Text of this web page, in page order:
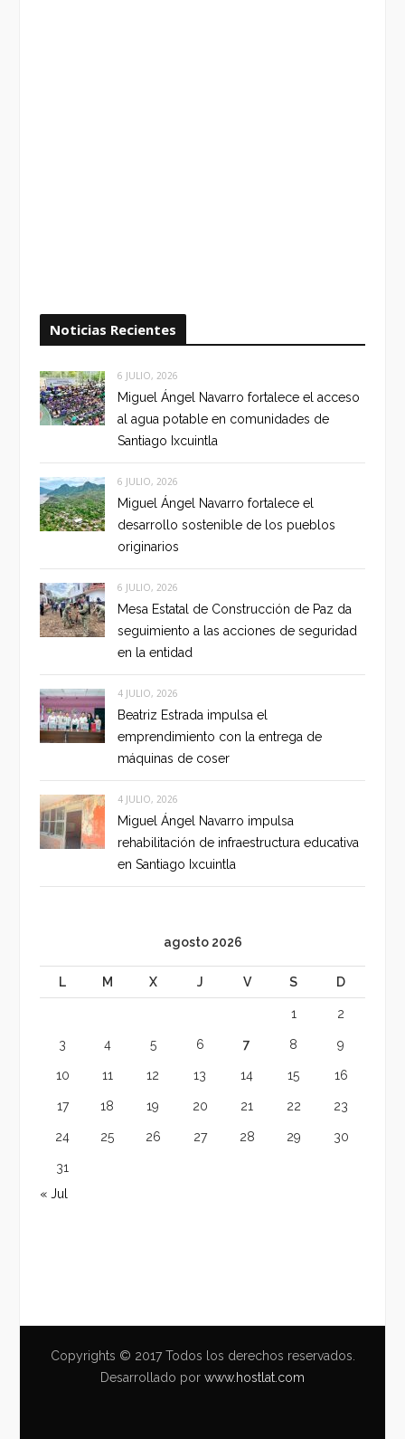
Noticias Recientes
6 JULIO, 2026
Miguel Ángel Navarro fortalece el acceso
al agua potable en comunidades de
Santiago Ixcuintla
6 JULIO, 2026
Miguel Ángel Navarro fortalece el
desarrollo sostenible de los pueblos
originarios
6 JULIO, 2026
Mesa Estatal de Construcción de Paz da
seguimiento a las acciones de seguridad
en la entidad
4 JULIO, 2026
Beatriz Estrada impulsa el
emprendimiento con la entrega de
máquinas de coser
4 JULIO, 2026
Miguel Ángel Navarro impulsa
rehabilitación de infraestructura educativa
en Santiago Ixcuintla
agosto 2026
L M X J V S D
1 2
3 4 5 6 7 8 9
10 11 12 13 14 15 16
17 18 19 20 21 22 23
24 25 26 27 28 29 30
31
« Jul
Copyrights © 2017 Todos los derechos reservados.
Desarrollado por www.hostlat.com